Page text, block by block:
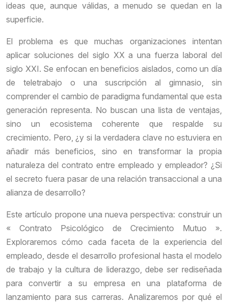
ideas que, aunque válidas, a menudo se quedan en la
superficie.
El problema es que muchas organizaciones intentan
aplicar soluciones del siglo XX a una fuerza laboral del
siglo XXI. Se enfocan en beneficios aislados, como un día
de teletrabajo o una suscripción al gimnasio, sin
comprender el cambio de paradigma fundamental que esta
generación representa. No buscan una lista de ventajas,
sino un ecosistema coherente que respalde su
crecimiento. Pero, ¿y si la verdadera clave no estuviera en
añadir más beneficios, sino en transformar la propia
naturaleza del contrato entre empleado y empleador? ¿Si
el secreto fuera pasar de una relación transaccional a una
alianza de desarrollo?
Este artículo propone una nueva perspectiva: construir un
« Contrato Psicológico de Crecimiento Mutuo ».
Exploraremos cómo cada faceta de la experiencia del
empleado, desde el desarrollo profesional hasta el modelo
de trabajo y la cultura de liderazgo, debe ser rediseñada
para convertir a su empresa en una plataforma de
lanzamiento para sus carreras. Analizaremos por qué el